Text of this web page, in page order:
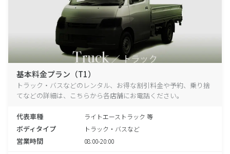
基本料金プラン（T1）
トラック・バスなどのレンタル、お得な割引料金や予約、乗り捨
てなどの詳細は、こちらから各店舗にお電話ください。
代表車種 ライトエーストラック 等
ボディタイプ トラック・バスなど
営業時間 08:00-20:00